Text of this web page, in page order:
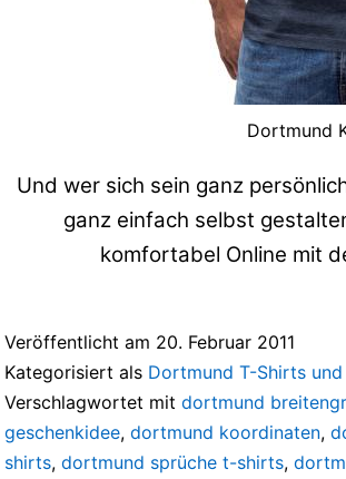
Dortmund
Und wer sich sein ganz
ganz einfach selbst
komfortabel Online mit
Veröffentlicht am 20. Februar 2011
Kategorisiert als Dortmund T-Shirts und
Verschlagwortet mit dortmund
geschenkidee, dortmund koordinaten,
shirts, dortmund sprüche t-shirts,